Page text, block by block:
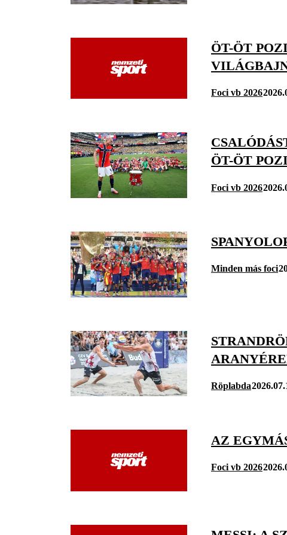
ÖT-ÖT
Foci vb 2026
ÖT-ÖT
Foci vb 2026
Minden más foci
Röplabda
AZ
Foci vb 2026